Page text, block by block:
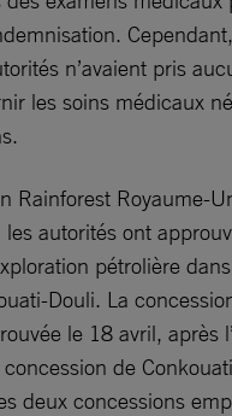
n’avaient pris
les soins médicaux
Rainforest Royaume-
les autorités ont
pétrolière
Douli. La
le 18 avril, après
de
deux concessions